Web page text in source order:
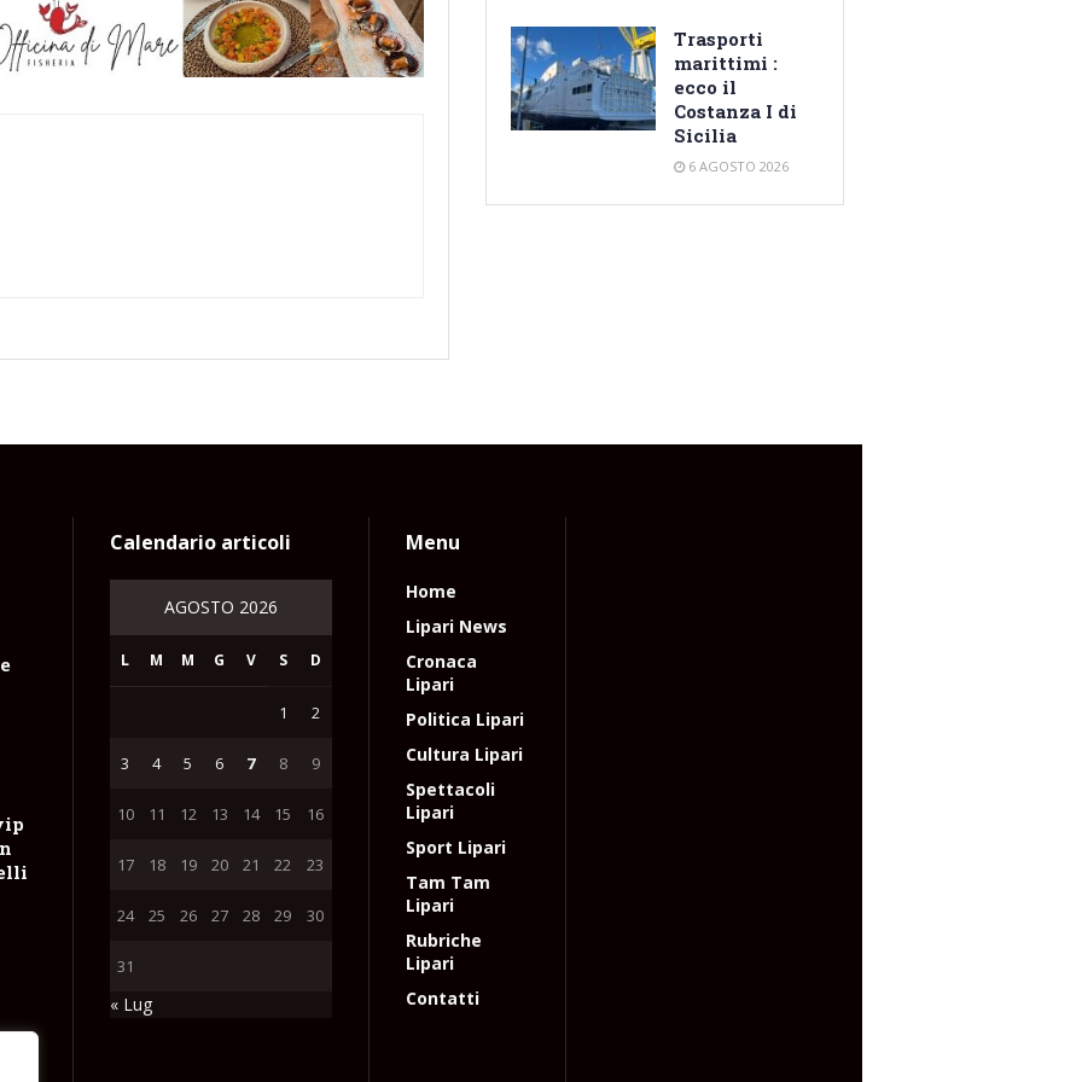
Trasporti
marittimi :
ecco il
Costanza I di
Sicilia
6 AGOSTO 2026
Calendario articoli
AGOSTO 2026
L M M G V S D
1 2
3 4 5 6 7 8 9
10 11 12 13 14 15 16
17 18 19 20 21 22 23
24 25 26 27 28 29 30
31
« Lug
Menu
Home
Lipari News
Cronaca
Lipari
Politica Lipari
Cultura Lipari
Spettacoli
Lipari
Sport Lipari
Tam Tam
Lipari
Rubriche
Lipari
Contatti